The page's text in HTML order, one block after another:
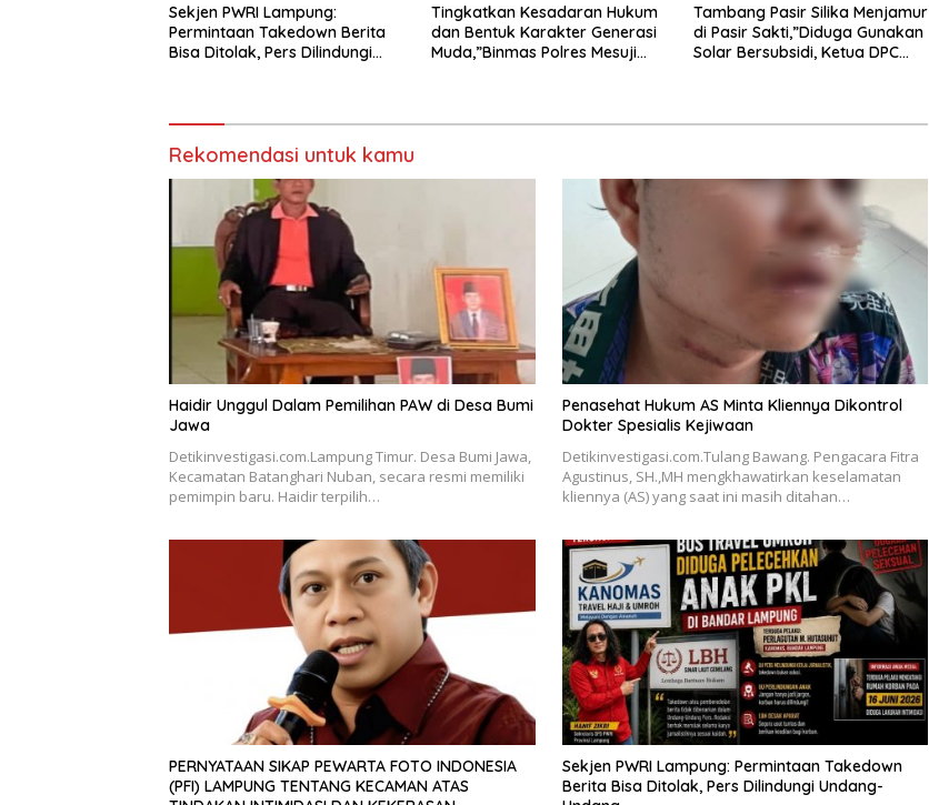
Sekjen PWRI Lampung:
Permintaan Takedown Berita
Bisa Ditolak, Pers Dilindungi
Tingkatkan Kesadaran Hukum
dan Bentuk Karakter Generasi
Muda,”Binmas Polres Mesuji
Tambang Pasir Silika Menjamur
di Pasir Sakti,”Diduga Gunakan
Solar Bersubsidi, Ketua DPC
Rekomendasi untuk kamu
Haidir Unggul Dalam Pemilihan PAW di Desa Bumi
Jawa
Detikinvestigasi.com.Lampung Timur. Desa Bumi Jawa,
Kecamatan Batanghari Nuban, secara resmi memiliki
pemimpin baru. Haidir terpilih…
Penasehat Hukum AS Minta Kliennya Dikontrol
Dokter Spesialis Kejiwaan
Detikinvestigasi.com.Tulang Bawang. Pengacara Fitra
Agustinus, SH.,MH mengkhawatirkan keselamatan
kliennya (AS) yang saat ini masih ditahan…
PERNYATAAN SIKAP PEWARTA FOTO INDONESIA
(PFI) LAMPUNG TENTANG KECAMAN ATAS
Sekjen PWRI Lampung: Permintaan Takedown
Berita Bisa Ditolak, Pers Dilindungi Undang-